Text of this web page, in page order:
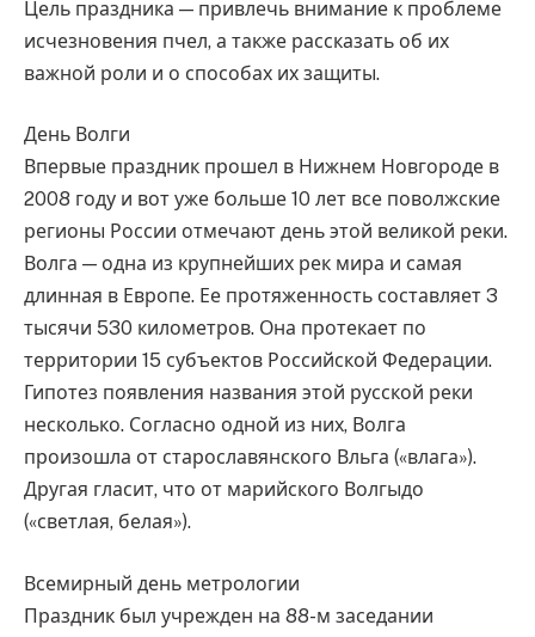
Цель праздника — привлечь внимание к проблеме
исчезновения пчел, а также рассказать об их
важной роли и о способах их защиты.
День Волги
Впервые праздник прошел в Нижнем Новгороде в
2008 году и вот уже больше 10 лет все поволжские
регионы России отмечают день этой великой реки.
Волга — одна из крупнейших рек мира и самая
длинная в Европе. Ее протяженность составляет 3
тысячи 530 километров. Она протекает по
территории 15 субъектов Российской Федерации.
Гипотез появления названия этой русской реки
несколько. Согласно одной из них, Волга
произошла от старославянского Вльга («влага»).
Другая гласит, что от марийского Волгыдо
(«светлая, белая»).
Всемирный день метрологии
Праздник был учрежден на 88-м заседании